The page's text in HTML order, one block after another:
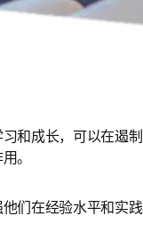
和成长，可以在遏制
。
们在经验水平和实践